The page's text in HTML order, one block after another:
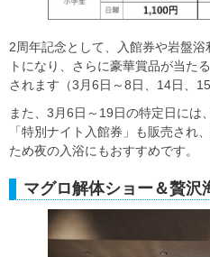
2周年記念として、入館券や岩盤
トになり、さらに豪華賞品が当た
されます（3月6日～8日、14日、15
また、3月6日～19日の特定日には
「特別ナイト入館券」も販売され
ため夜の入浴にもおすすめです。
マグロ解体ショー＆贅沢